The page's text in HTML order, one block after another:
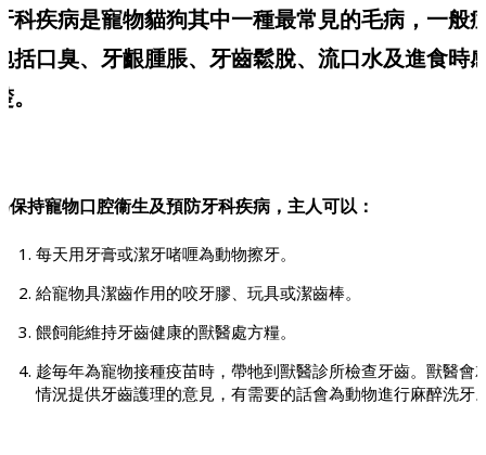
科疾病是寵物貓狗其中一種最常見的毛病，一般
括口臭、牙齦腫脹、牙齒鬆脫、流口水及進食時
。
保持寵物口腔衞生及預防牙科疾病，主人可以：
每天用牙膏或潔牙啫喱為動物擦牙。
給寵物具潔齒作用的咬牙膠、玩具或潔齒棒。
餵飼能維持牙齒健康的獸醫處方糧。
趁毎年為寵物接種疫苗時，帶牠到獸醫診所檢查牙齒。獸醫會
情況提供牙齒護理的意見，有需要的話會為動物進行麻醉洗牙